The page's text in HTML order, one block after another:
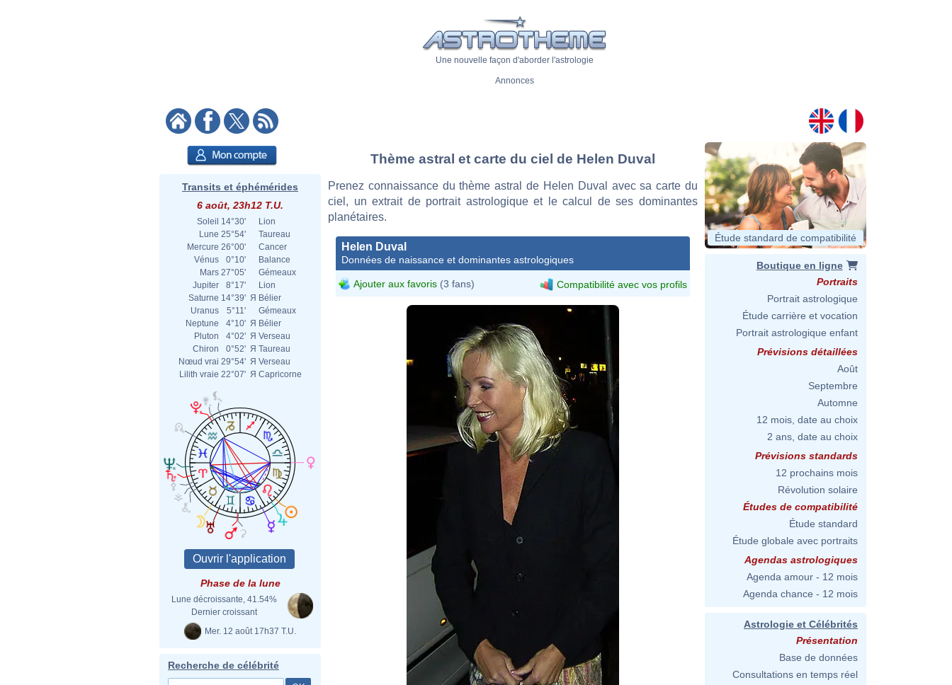
Une nouvelle façon d'aborder l'astrologie
Annonces
Transits et éphémérides
6 août, 23h12 T.U.
Soleil 14°30'
Lion
Lune 25°54'
Taureau
Mercure 26°00'
Cancer
Vénus
0°10'
Balance
Mars 27°05'
Gémeaux
Jupiter
8°17'
Lion
Saturne 14°39' Я Bélier
Uranus
5°11'
Gémeaux
Neptune
4°10' Я Bélier
Pluton
4°02' Я Verseau
Chiron
0°52' Я Taureau
Nœud vrai 29°54' Я Verseau
Lilith vraie 22°07' Я Capricorne
Phase de la lune
Lune décroissante, 41.54%
Dernier croissant
Mer. 12 août 17h37 T.U.
Recherche de célébrité
Thème astral et carte du ciel de Helen Duval
Prenez connaissance du thème astral de Helen Duval avec sa carte du
ciel, un extrait de portrait astrologique et le calcul de ses dominantes
planétaires.
Helen Duval
Données de naissance et dominantes astrologiques
Ajouter aux favoris (3 fans) Compatibilité avec vos profils
presentatie van de dvd van Ice
& Fire, de tot nu toe laatste film
waarin [[:nl:Helen Duval]]
meespeelt. De presentatie
vond plaats in Utrecht bij de
Étude standard de compatibilité
Boutique en ligne
Portraits
Portrait astrologique
Étude carrière et vocation
Portrait astrologique enfant
Prévisions détaillées
Août
Septembre
Automne
12 mois, date au choix
2 ans, date au choix
Prévisions standards
12 prochains mois
Révolution solaire
Études de compatibilité
Étude standard
Étude globale avec portraits
Agendas astrologiques
Agenda amour - 12 mois
Agenda chance - 12 mois
Astrologie et Célébrités
Présentation
Base de données
Consultations en temps réel